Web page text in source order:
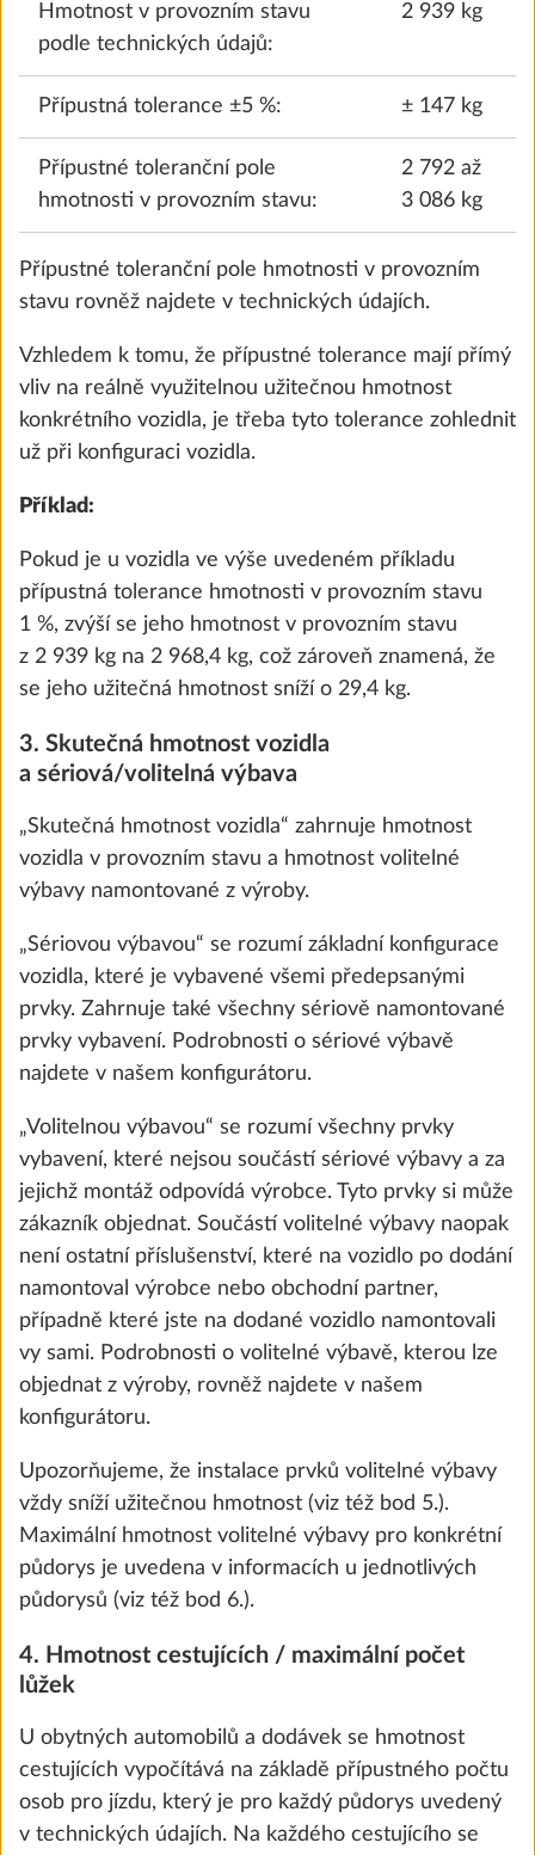
We use cookies to enable you to make the best
possible use of our website and to improve our
communication with you. We take your
preferences into account and process data for
statistics and marketing only if you give us your
consent by clicking on "Accept all". You can
Koberec v obytném prostoru,
vyjímatelný
10,0 kg
Přidat
Digestoř DOMETIC vč. 10stupňové
regulace otáček Hobby
3,0 kg
9 900 Kč
zónami a pružinovým dřevěným rámem
pro francouzskou postel a královské lůžko
2,9 kg
21 200 Kč
Přidat
KROK 5 Z 8
Voda, plyn, elektrika
Přípojka pro přívod vody z vodovodního
řadu
Další
Hmotnost v provozním stavu
podle technických údajů:
2 939 kg
Přípustná tolerance ±5 %: ± 147 kg
Přípustné toleranční pole
hmotnosti v provozním stavu:
2 792 až
3 086 kg
Přípustné toleranční pole hmotnosti v provozním
stavu rovněž najdete v technických údajích.
Vzhledem k tomu, že přípustné tolerance mají přímý
vliv na reálně využitelnou užitečnou hmotnost
konkrétního vozidla, je třeba tyto tolerance zohlednit
už při konfiguraci vozidla.
Příklad:
Pokud je u vozidla ve výše uvedeném příkladu
přípustná tolerance hmotnosti v provozním stavu
1 %, zvýší se jeho hmotnost v provozním stavu
z 2 939 kg na 2 968,4 kg, což zároveň znamená, že
se jeho užitečná hmotnost sníží o 29,4 kg.
3. Skutečná hmotnost vozidla
a sériová/volitelná výbava
„Skutečná hmotnost vozidla“ zahrnuje hmotnost
vozidla v provozním stavu a hmotnost volitelné
výbavy namontované z výroby.
„Sériovou výbavou“ se rozumí základní konfigurace
vozidla, které je vybavené všemi předepsanými
prvky. Zahrnuje také všechny sériově namontované
prvky vybavení. Podrobnosti o sériové výbavě
najdete v našem konfigurátoru.
„Volitelnou výbavou“ se rozumí všechny prvky
vybavení, které nejsou součástí sériové výbavy a za
jejichž montáž odpovídá výrobce. Tyto prvky si může
zákazník objednat. Součástí volitelné výbavy naopak
není ostatní příslušenství, které na vozidlo po dodání
namontoval výrobce nebo obchodní partner,
případně které jste na dodané vozidlo namontovali
vy sami. Podrobnosti o volitelné výbavě, kterou lze
objednat z výroby, rovněž najdete v našem
konfigurátoru.
Upozorňujeme, že instalace prvků volitelné výbavy
vždy sníží užitečnou hmotnost (viz též bod 5.).
Maximální hmotnost volitelné výbavy pro konkrétní
půdorys je uvedena v informacích u jednotlivých
půdorysů (viz též bod 6.).
4. Hmotnost cestujících / maximální počet
lůžek
U obytných automobilů a dodávek se hmotnost
cestujících vypočítává na základě přípustného počtu
osob pro jízdu, který je pro každý půdorys uvedený
v technických údajích. Na každého cestujícího se